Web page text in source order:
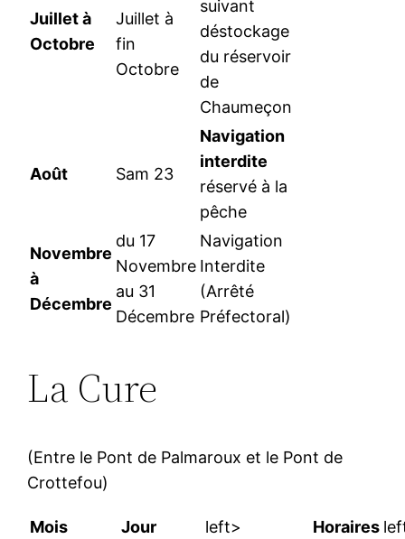
Juillet à
Octobre
Juillet à
fin
Octobre
suivant
déstockage
du réservoir
de
Chaumeçon
Août Sam 23
Navigation
interdite
réservé à la
pêche
Novembre
à
Décembre
du 17
Novembre
au 31
Décembre
Navigation
Interdite
(Arrêté
Préfectoral)
La Cure
(Entre le Pont de Palmaroux et le Pont de
Crottefou)
Mois Jour left> Horaires